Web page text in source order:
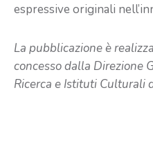
espressive originali
La pubblicazione è
concesso dalla Direzione
Ricerca e Istituti Culturali